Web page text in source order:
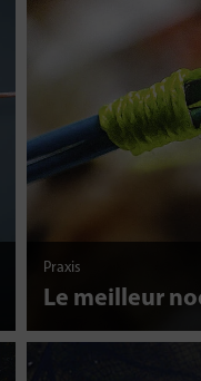
Praxis
Le meilleur